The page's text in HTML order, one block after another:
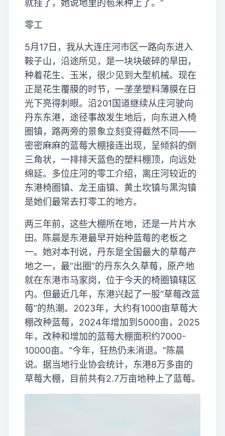
就挂了，她说地里的苞米种上了。”
零工
5月17日，我从大连庄河市区一路向东进入
鞍子山，沿途所见，是一块块破碎的旱田，
种着花生、玉米，很少见到大型机械。现在
正是花生覆膜的时节，一垄垄塑料薄膜在日
光下亮得刺眼。沿201国道继续从庄河驶向
丹东东港，途径事故发生地后，向东进入椅
圈镇，路两旁的景象立刻变得截然不同——
密密麻麻的蓝莓大棚接连出现，呈倾斜的倒
三角状，一排排天蓝色的塑料棚顶，向远处
绵延。多位庄河的零工介绍，离庄河较近的
东港椅圈镇、龙王庙镇、黄土坎镇与黑沟镇
是她们最常去打零工的地方。
两三年前，这些大棚所在地，还是一片片水
田。陈晨是东港最早开始种蓝莓的老板之
一。她对本刊说，丹东是全国最大的草莓产
地之一，最“出圈”的丹东久久草莓，原产地
就在东港市马家岗，位于今天的椅圈镇辖区
内。但最近几年，东港兴起了一股“草莓改蓝
莓”的热潮。2023年，大约有1000亩草莓大
棚改种蓝莓，2024年增加到5000亩，2025
年，改种和增加的蓝莓大棚面积约7000-
10000亩。“今年，狂热仍未消退。”陈晨
说。据当地行业协会统计，东港8万多亩的
草莓大棚，目前共有2.7万亩地种上了蓝莓。